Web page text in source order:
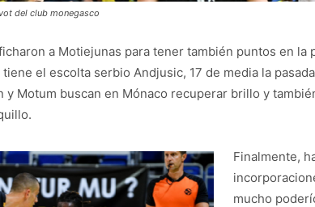
del club monegasco
a Motiejunas para tener también puntos en la
el escolta serbio Andjusic, 17 de media la
y Motum buscan en Mónaco recuperar brillo y
Finalmente,
mucho